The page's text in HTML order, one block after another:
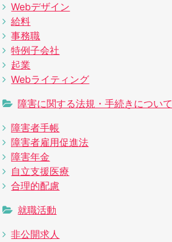
Webデザイン
給料
事務職
特例子会社
起業
Webライティング
障害に関する法規・手続きについて
障害者手帳
障害者雇用促進法
障害年金
自立支援医療
合理的配慮
就職活動
非公開求人